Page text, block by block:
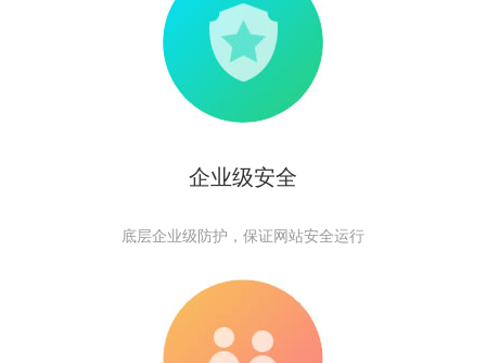
企业级安全
底层企业级防护，保证网站安全运行